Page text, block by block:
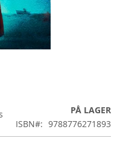
PÅ LAGER
ISBN
9788776271893